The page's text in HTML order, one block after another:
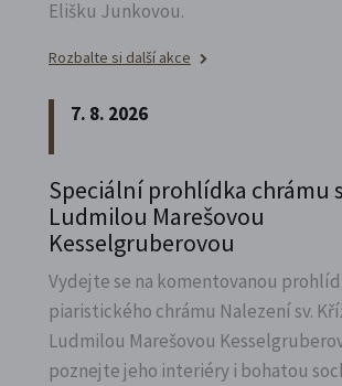
Elišku Junkovou.
Rozbalte si další akce
7. 8. 2026
Speciální prohlídka chrámu s
Ludmilou Marešovou
Kesselgruberovou
Vydejte se na komentovanou
piaristického chrámu Nalezení sv.
Ludmilou Marešovou
poznejte jeho interiéry i bohatou